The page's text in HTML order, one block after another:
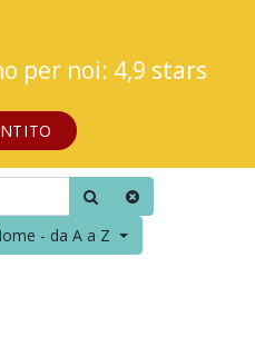
per noi: 4,9 stars
- da A a Z